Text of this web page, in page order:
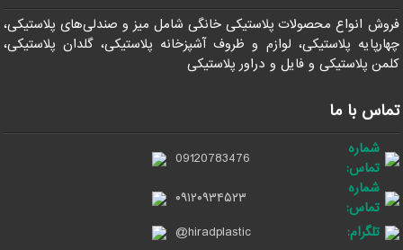
فروش انواع محصولات پلاستیکی خانگی شامل میز و صندلی‌های پلاستیکی،
چهارپایه پلاستیکی، لوازم و ظروف آشپزخانه پلاستیکی، گلدان پلاستیکی،
کلمن پلاستیکی و فایل و دراور پلاستیکی
تماس با ما
شماره
تماس:
09120783476
شماره
تماس:
۰۹۱۲۰۹۳۴۵۲۳
تلگرام:
@hiradplastic